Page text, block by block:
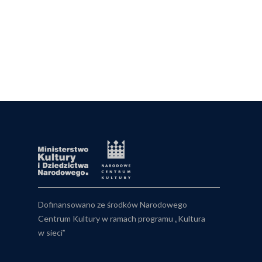
Dofinansowano ze środków Narodowego
Centrum Kultury w ramach programu „Kultura
w sieci”